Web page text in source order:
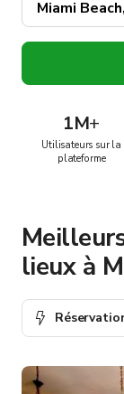
1M+
Utilisateurs sur la
plateforme
lieux à